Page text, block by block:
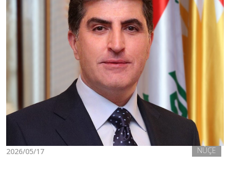
Galerî
2026/05/17 NÛÇE